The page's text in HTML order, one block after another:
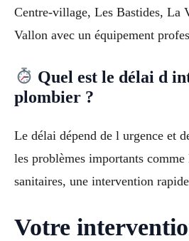
Centre-village, Les Bastides, La
Vallon avec un équipement
Quel est le délai d
plombier ?
Le délai dépend de l urgence et
les problèmes importants comme
sanitaires, une intervention
Votre